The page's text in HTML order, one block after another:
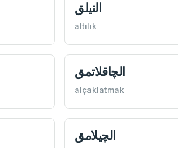
التيلق
altılık
الچاقلاتمق
alçaklatmak
الچيلامق